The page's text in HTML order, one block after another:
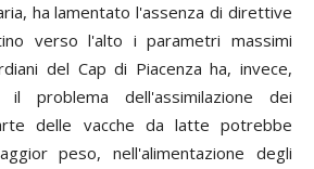
ha lamentato l'assenza di direttive
verso l'alto i parametri massimi
del Cap di Piacenza ha, invece,
il problema dell'assimilazione dei
delle vacche da latte potrebbe
peso, nell'alimentazione degli